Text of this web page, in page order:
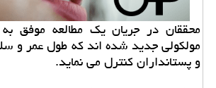
محققان در جریان یك مطالعه
مولكولی جدید شده اند كه طول عمر و
و پستانداران كنترل می نماید.